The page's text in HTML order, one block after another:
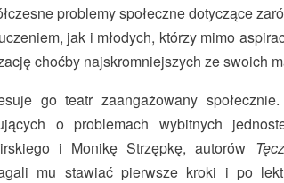
problemy społeczne dotyczące
jak i młodych, którzy mimo
choćby najskromniejszych ze swoich
go teatr zaangażowany
o problemach wybitnych
i Monikę Strzępkę, autorów
mu stawiać pierwsze kroki i po